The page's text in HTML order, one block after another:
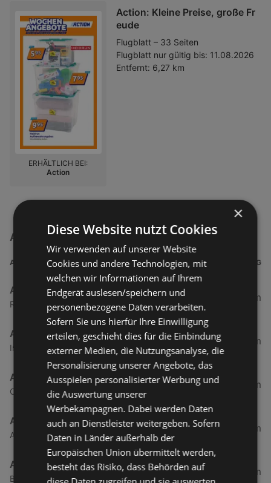
Action: Kleine Preise, große Fr
eude
Flugblatt – 33 Seiten
Flugblatt nur gültig bis: 11.08.2026
Entfernt: 6,27 km
ERHÄLTLICH BEI:
Action
Action Filialen in der Nähe
ADRESSE ENTFERNUNG
Action
Rheinstraße 99b, 6971 Hard
6,27 km
Action
Industriezone 32, 6460 Imst
90,2 km
Action
Cytastraße 1, 6176 Innsbruck-Völs
132,32 km
Action
Andechsstraße 85, 6020 Innsbruck
139,73 km
Action
Bahnhofstraße 42, 6300 Wörgl
185,28 km
×
Diese Website nutzt Cookies
Wir verwenden auf unserer Website
Cookies und andere Technologien, mit
welchen wir Informationen auf Ihrem
Endgerät auslesen/speichern und
personenbezogene Daten verarbeiten.
Sofern Sie uns hierfür Ihre Einwilligung
erteilen, geschieht dies für die Einbindung
externer Medien, die Nutzungsanalyse, die
Personalisierung unserer Angebote, das
Ausspielen personalisierter Werbung und
die Auswertung unserer
Werbekampagnen. Dabei werden Daten
auch an Dienstleister weitergeben. Sofern
Daten in Länder außerhalb der
Europäischen Union übermittelt werden,
besteht das Risiko, dass Behörden auf